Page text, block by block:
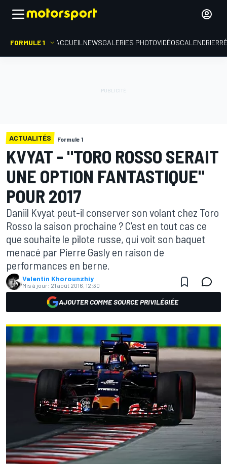
FORMULE 1 ACCUEIL NEWSGALERIES PHOTOVIDÉOSCALENDRIER
ACTUALITÉS Formule 1
KVYAT - "TORO ROSSO SERAIT
UNE OPTION FANTASTIQUE"
POUR 2017
Daniil Kvyat peut-il conserver son volant chez Toro
Rosso la saison prochaine ? C'est en tout cas ce
que souhaite le pilote russe, qui voit son baquet
menacé par Pierre Gasly en raison de
performances en berne.
Valentin Khorounzhiy
Mis à jour: 21 août 2016, 12:30
AJOUTER COMME SOURCE PRIVILÉGIÉE